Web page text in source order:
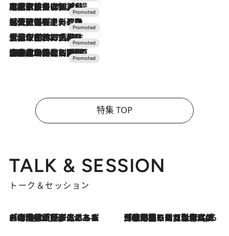
2026.7.31
【ホテル帰省】という選択肢をOMOが提案。家族とほどよい距離を保つには「昼は実家、夜は気兼ねなくホテルで！」
2026.7.24
【夏限定ディナーコース】旬を迎える稚鮎や花ズッキーニなどをイタリア・トスカーナの郷土料理の手法で満喫！
2026.7.17
「土佐和ハーブかき氷」がOMO7高知に登場！生姜、山椒、大葉など目にも舌にも涼を呼ぶ郷土の味
2026.7.10
NEW OPEN！【界 草津】名湯の地に誕生。趣の異なる2種の温泉と上州ならではの会席・蕎麦割烹など美食を味わう究極の癒やし旅
特集 TOP
TALK & SESSION
トーク＆セッション
2026.8.3
「今後値上げがあるとすれば…」「リスクがあるのは今年の冬」エネルギー専門家が語る、ホルムズ海峡封鎖が家庭にもたらす“ある心配” 2026.8.3
「住宅建てられない…」「サーチャージ料の高値が続いている」ホルムズ海峡封鎖による影響はいつまで続く？《エネルギー専門家に聞く“どうなる日本の暮らし”》